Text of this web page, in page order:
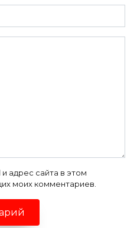
адрес сайта в этом
моих комментариев.